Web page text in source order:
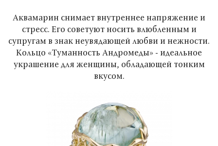
Аквамарин снимает внутреннее напряжение и
стресс. Его советуют носить влюбленным и
супругам в знак неувядающей любви и нежности.
Кольцо «Туманность Андромеды» - идеальное
украшение для женщины, обладающей тонким
вкусом.